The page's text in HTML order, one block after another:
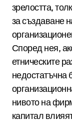
зрелостта,
за създаване
Според нея,
етническите
недостатъчна
нивото на
капитал